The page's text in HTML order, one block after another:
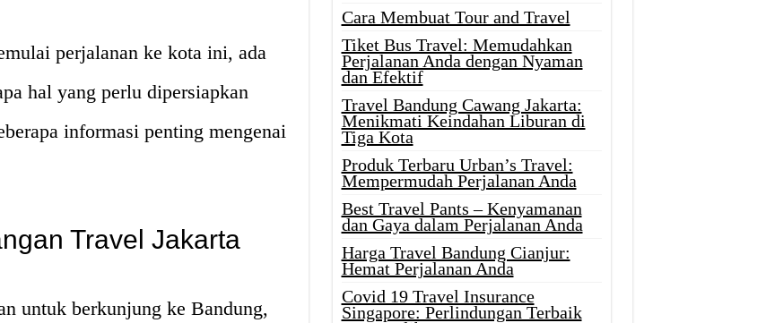
perjalanan ke kota ini, ada
hal yang perlu dipersiapkan
informasi penting mengenai
Travel Jakarta
untuk berkunjung ke Bandung,
Cara Membuat Tour and Travel
Tiket Bus Travel: Memudahkan
Perjalanan Anda dengan Nyaman
dan Efektif
Travel Bandung Cawang Jakarta:
Menikmati Keindahan Liburan di
Tiga Kota
Produk Terbaru Urban’s Travel:
Mempermudah Perjalanan Anda
Best Travel Pants – Kenyamanan
dan Gaya dalam Perjalanan Anda
Harga Travel Bandung Cianjur:
Hemat Perjalanan Anda
Covid 19 Travel Insurance
Singapore: Perlindungan Terbaik